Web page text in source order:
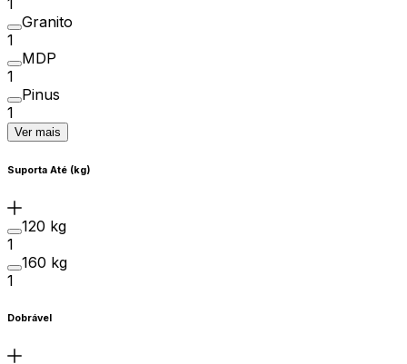
1
Granito
1
MDP
1
Pinus
1
Ver mais
Suporta Até (kg)
120 kg
1
160 kg
1
Dobrável